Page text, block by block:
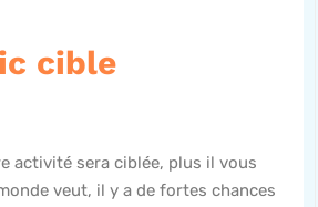
cible
activité sera ciblée, plus il vous
veut, il y a de fortes chances